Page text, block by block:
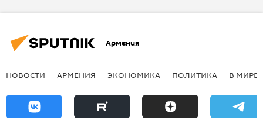
Армения
НОВОСТИ АРМЕНИЯ ЭКОНОМИКА ПОЛИТИКА В МИРЕ